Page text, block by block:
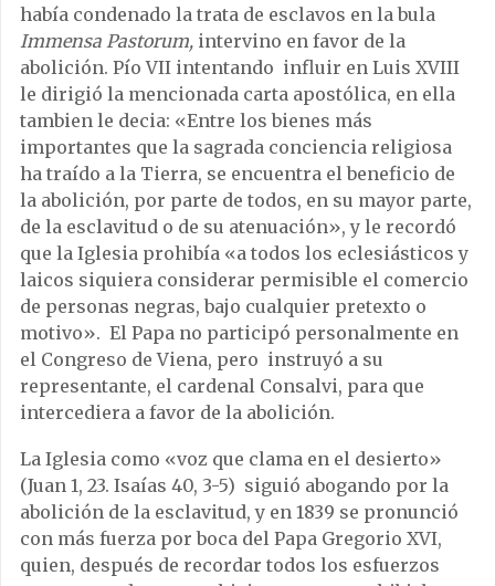
había condenado la trata de esclavos en la bula
Immensa Pastorum, intervino en favor de la
abolición. Pío VII intentando influir en Luis XVIII
le dirigió la mencionada carta apostólica, en ella
tambien le decia: «Entre los bienes más
importantes que la sagrada conciencia religiosa
ha traído a la Tierra, se encuentra el beneficio de
la abolición, por parte de todos, en su mayor parte,
de la esclavitud o de su atenuación», y le recordó
que la Iglesia prohibía «a todos los eclesiásticos y
laicos siquiera considerar permisible el comercio
de personas negras, bajo cualquier pretexto o
motivo». El Papa no participó personalmente en
el Congreso de Viena, pero instruyó a su
representante, el cardenal Consalvi, para que
intercediera a favor de la abolición.
La Iglesia como «voz que clama en el desierto»
(Juan 1, 23. Isaías 40, 3-5) siguió abogando por la
abolición de la esclavitud, y en 1839 se pronunció
con más fuerza por boca del Papa Gregorio XVI,
quien, después de recordar todos los esfuerzos